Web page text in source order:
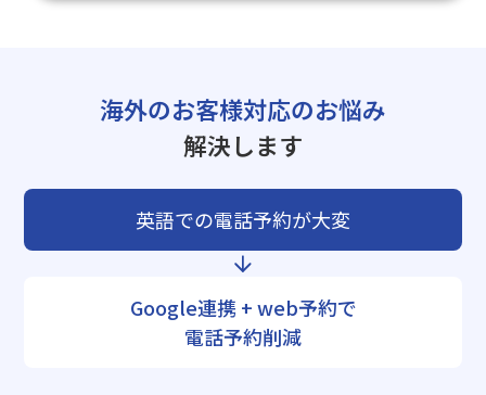
海外のお客様対応のお悩み
解決します
英語での電話予約が大変
Google連携 + web予約で
電話予約削減